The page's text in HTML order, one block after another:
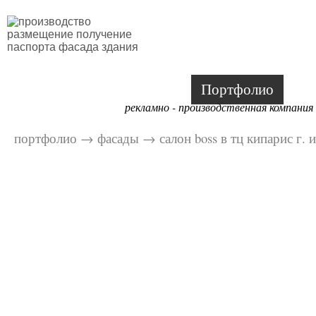
рекламно - производственная компания
Портфолио
портфолио → фасады → салон boss в тц кипарис г.